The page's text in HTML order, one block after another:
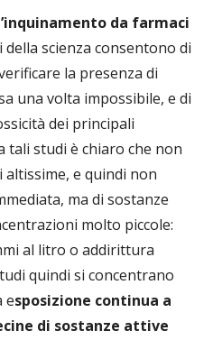
da farmaci
scienza consentono di
la presenza di
una volta impossibile, e di
dei principali
tali studi è chiaro che non
e quindi non
ma di sostanze
molto piccole:
al litro o addirittura
quindi si concentrano
esposizione continua a
di sostanze attive